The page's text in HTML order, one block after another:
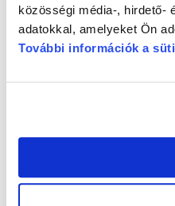
közösségi média-, hirdető-
adatokkal, amelyeket Ön
További információk a